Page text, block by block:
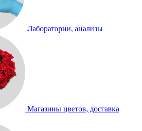
Лаборатории, анализы
Магазины цветов, доставка